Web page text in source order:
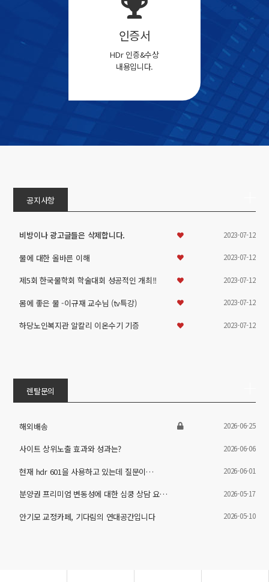
인증서
HDr 인증&수상
내용입니다.
공지사항
비방이나 광고글들은 삭제합니다. 2023-07-12
물에 대한 올바른 이해 2023-07-12
제5회 한국물학회 학술대회 성공적인 개최!! 2023-07-12
몸에 좋은 물 -이규재 교수님 (tv특강) 2023-07-12
하당노인복지관 알칼리 이온수기 기증 2023-07-12
렌탈문의
해외배송 2026-06-25
사이트 상위노출 효과와 성과는? 2026-06-06
현재 hdr 601을 사용하고 있는데 질문이… 2026-06-01
분양권 프리미엄 변동성에 대한 심쿵 상담 요… 2026-05-17
안기모 교정카페, 기다림의 연대공간입니다 2026-05-10